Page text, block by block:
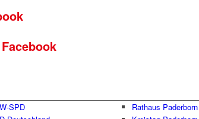
SPD
Rathaus Paderborn